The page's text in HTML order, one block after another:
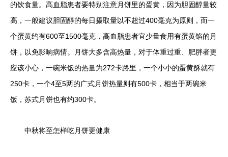
的饮食量。高血脂患者要特别注意月饼里的蛋黄，因为胆固醇量较
高，一般建议胆固醇的每日摄取量以不超过400毫克为原则，而一
个蛋黄约有600至1500毫克，高血脂患者宜少量食用有蛋黄馅的月
饼，以免影响病情。月饼大多含高热量，对于体重过重、肥胖者更
应该小心，一碗米饭的热量为272卡路里，一个小小的蛋黄酥就有
250卡，一个4至5两的广式月饼热量则有500卡，相当于两碗米
饭，苏式月饼也有约300卡。
中秋将至怎样吃月饼更健康